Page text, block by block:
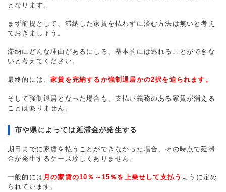
となります。
まず前提として、滞納した家賃を払わずに済む方法は無いと考え
ておきましょう。
滞納にどんな理由があるにしろ、基本的には逃れることができな
いと考えてください。
最終的には、家賃を完納するか強制退居かの2択を迫られます。
そして強制退居となった場合も、支払い義務のある家賃が消える
ことはありません。
市や県によっては延滞金が発生する
期日までに家賃を払うことができなかった場合、その時点で延滞
金が発生するケース珍しくありません。
一般的には 月の家賃の10％～15％を上乗せして支払う ように定め
られています。